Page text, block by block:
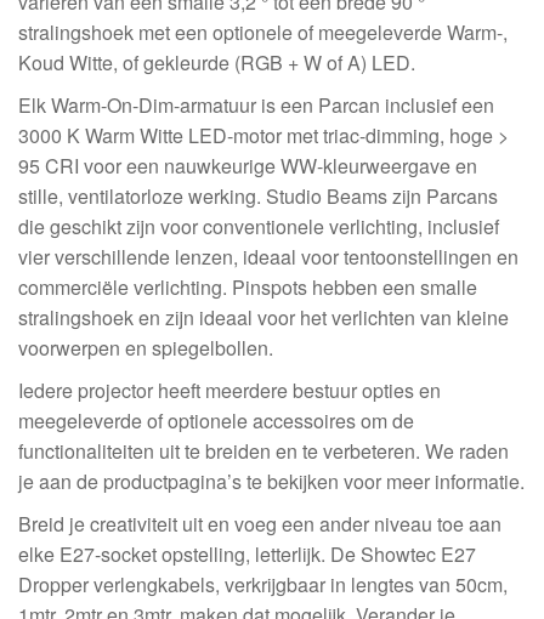
stralingshoek met een optionele of meegeleverde Warm-,
Koud Witte, of gekleurde (RGB + W of A) LED.
Elk Warm-On-Dim-armatuur is een Parcan inclusief een
3000 K Warm Witte LED-motor met triac-dimming, hoge >
95 CRI voor een nauwkeurige WW-kleurweergave en
stille, ventilatorloze werking. Studio Beams zijn Parcans
die geschikt zijn voor conventionele verlichting, inclusief
vier verschillende lenzen, ideaal voor tentoonstellingen en
commerciële verlichting. Pinspots hebben een smalle
stralingshoek en zijn ideaal voor het verlichten van kleine
voorwerpen en spiegelbollen.
Iedere projector heeft meerdere bestuur opties en
meegeleverde of optionele accessoires om de
functionaliteiten uit te breiden en te verbeteren. We raden
je aan de productpagina’s te bekijken voor meer informatie.
Breid je creativiteit uit en voeg een ander niveau toe aan
elke E27-socket opstelling, letterlijk. De Showtec E27
Dropper verlengkabels, verkrijgbaar in lengtes van 50cm,